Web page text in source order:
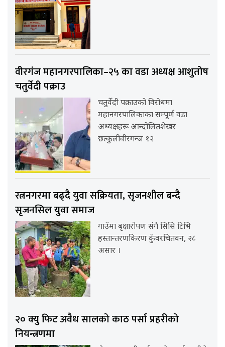
वीरगंज महानगरपालिका–२५ का वडा अध्यक्ष आशुतोष
चतुर्वेदी पक्राउ
चतुर्वेदी पक्राउको विरोधमा
महानगरपालिकाका सम्पूर्ण वडा
अध्यक्षहरू आन्दोलितशेखर
छत्कुलीवीरगन्ज १२
रत्ननगरमा बढ्दै युवा सक्रियता, सृजनशील बन्दै
सृजनसिल युवा समाज
गाउँमा बृक्षारोपण संगै सिसि टिभि
हस्तान्तरणकिरण कुँवरचितवन, २८
असार ।
२० क्यु फिट अवैध सालको काठ पर्सा प्रहरीको
नियन्त्रणमा